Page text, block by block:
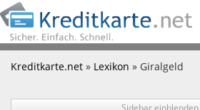
Kreditkarte.net » Lexikon » Giralgeld
Sidebar einblenden